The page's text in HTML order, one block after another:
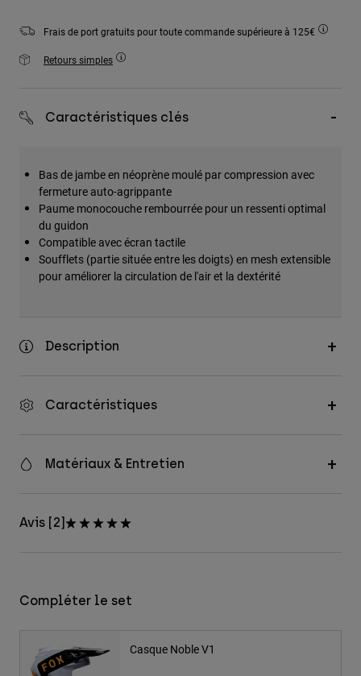
Voir tout
Frais de port gratuits pour toute commande supérieure à 125€
Retours simples
Caractéristiques clés
Bas de jambe en néoprène moulé par compression avec
fermeture auto-agrippante
Paume monocouche rembourrée pour un ressenti optimal
du guidon
Compatible avec écran tactile
Soufflets (partie située entre les doigts) en mesh extensible
pour améliorer la circulation de l'air et la dextérité
Description
Caractéristiques
Matériaux & Entretien
Avis [2]
Compléter le set
Casque Noble V1